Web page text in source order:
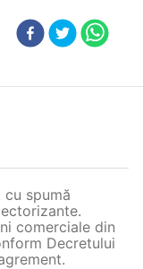
spumă
comerciale din
Decretului